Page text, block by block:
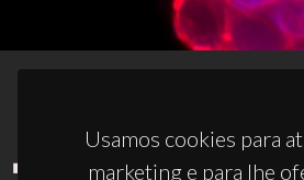
Usamos cookies para
marketing e para lhe